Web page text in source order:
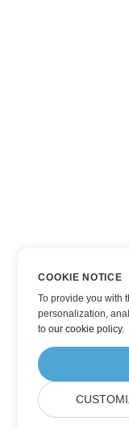
COOKIE NOTICE
To provide you with
personalization,
toour cookie policy.